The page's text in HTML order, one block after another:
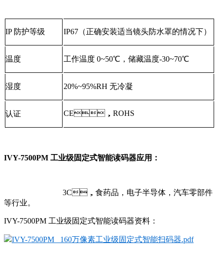
IP 防护等级 IP67（正确安装适当镜头防水罩的情况下）
温度 工作温度 0~50℃，储藏温度-30~70℃
湿度 20%~95%RH 无冷凝
认证 CE，ROHS
IVY-7500PM 工业级固定式智能读码器应用：
3C，食药品，电子半导体，汽车零部件
等行业。
IVY-7500PM 工业级固定式智能读码器资料：
IVY-7500PM 160万像素工业级固定式智能扫码器.pdf